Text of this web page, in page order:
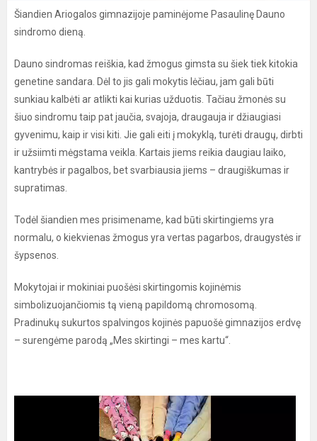
Šiandien Ariogalos gimnazijoje paminėjome Pasaulinę Dauno
sindromo dieną.
Dauno sindromas reiškia, kad žmogus gimsta su šiek tiek kitokia
genetine sandara. Dėl to jis gali mokytis lėčiau, jam gali būti
sunkiau kalbėti ar atlikti kai kurias užduotis. Tačiau žmonės su
šiuo sindromu taip pat jaučia, svajoja, draugauja ir džiaugiasi
gyvenimu, kaip ir visi kiti. Jie gali eiti į mokyklą, turėti draugų, dirbti
ir užsiimti mėgstama veikla. Kartais jiems reikia daugiau laiko,
kantrybės ir pagalbos, bet svarbiausia jiems – draugiškumas ir
supratimas.
Todėl šiandien mes prisimename, kad būti skirtingiems yra
normalu, o kiekvienas žmogus yra vertas pagarbos, draugystės ir
šypsenos.
Mokytojai ir mokiniai puošėsi skirtingomis kojinėmis
simbolizuojančiomis tą vieną papildomą chromosomą.
Pradinukų sukurtos spalvingos kojinės papuošė gimnazijos erdvę
– surengėme parodą „Mes skirtingi – mes kartu“.